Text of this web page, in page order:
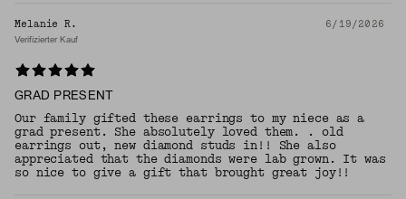
Melanie R. 6/19/2026
Verifizierter Kauf
GRAD PRESENT
Our family gifted these earrings to my niece as a
grad present. She absolutely loved them. . old
earrings out, new diamond studs in!! She also
appreciated that the diamonds were lab grown. It was
so nice to give a gift that brought great joy!!